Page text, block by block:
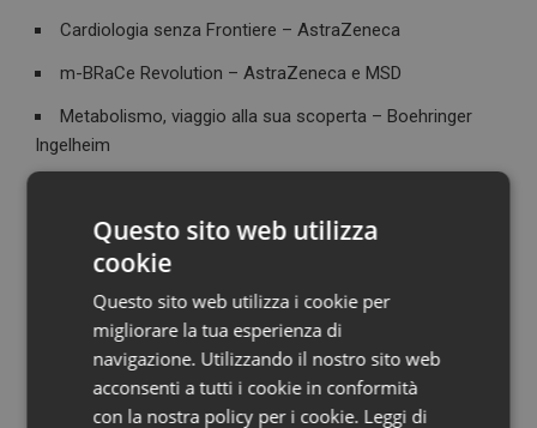
Cardiologia senza Frontiere – AstraZeneca
m-BRaCe Revolution – AstraZeneca e MSD
Metabolismo, viaggio alla sua scoperta – Boehringer
Ingelheim
spalla – IBSA Farmaceutici
Echo Experience – Make Visible the Invisible – Novartis
Il paziente con dolore in farmacia – Viatris
La disinfezione dermatologica, ginecologica e antivirale –
Questo sito web utilizza
cookie
Questo sito web utilizza i cookie per
migliorare la tua esperienza di
navigazione. Utilizzando il nostro sito web
acconsenti a tutti i cookie in conformità
con la nostra policy per i cookie. Leggi di